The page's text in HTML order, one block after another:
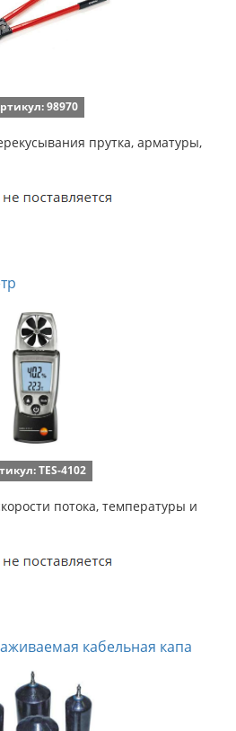
98970
прутка, арматуры,
TES-4102
потока, температуры и
кабельная капа